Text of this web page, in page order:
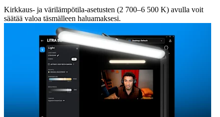
Kirkkaus- ja värilämpötila-asetusten (2 700–6 500 K) avulla voit
säätää valoa täsmälleen haluamaksesi.